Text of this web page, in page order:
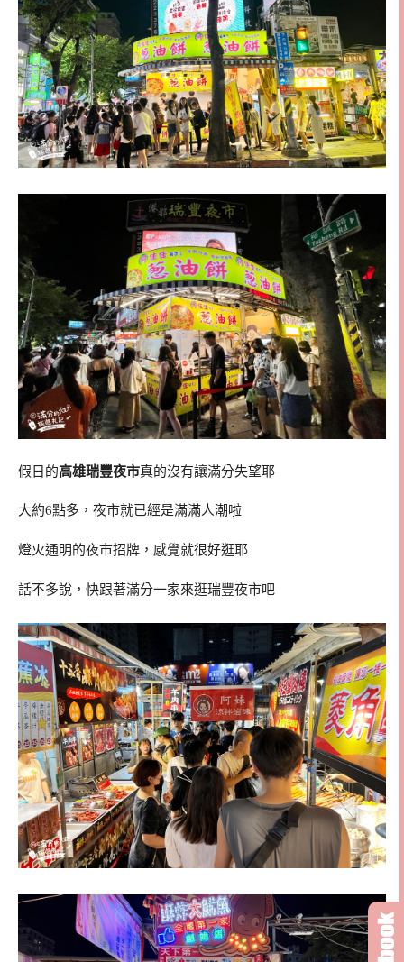
假日的高雄瑞豐夜市真的沒有讓滿分失望耶
大約6點多，夜市就已經是滿滿人潮啦
燈火通明的夜市招牌，感覺就很好逛耶
話不多說，快跟著滿分一家來逛瑞豐夜市吧